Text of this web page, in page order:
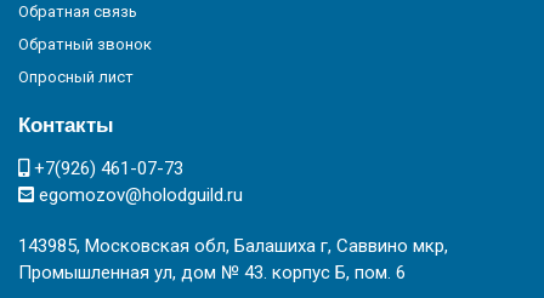
Обратная связь
Обратный звонок
Опросный лист
Контакты
+7(926) 461-07-73
egomozov@holodguild.ru
143985, Московская обл, Балашиха г, Саввино мкр,
Промышленная ул, дом № 43. корпус Б, пом. 6